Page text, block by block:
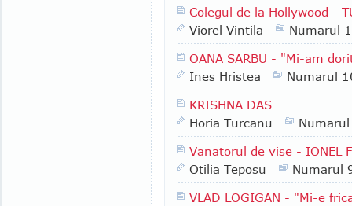
Colegul de la Hollywood -
Viorel Vintila
Numarul
OANA SARBU - "Mi-am
Ines Hristea
Numarul
KRISHNA DAS
Horia Turcanu
Vanatorul de vise - IONEL
Otilia Teposu
Numarul
VLAD LOGIGAN - "Mi-e